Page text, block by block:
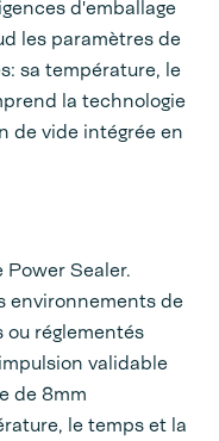
d'emballage
les paramètres de
sa température, le
la technologie
de vide intégrée en
Power Sealer.
environnements de
ou réglementés
validable
de 8mm
le temps et la